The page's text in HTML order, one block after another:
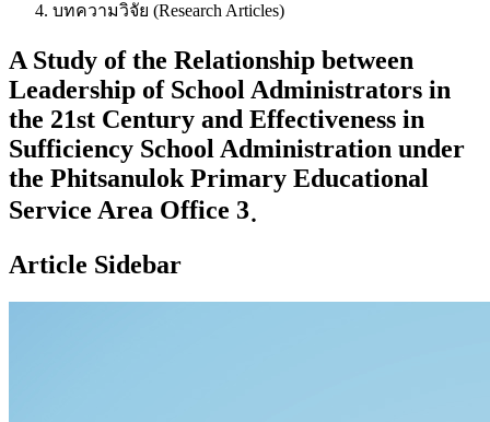
บทความวิจัย (Research Articles)
A Study of the Relationship between
Leadership of School Administrators in
the 21st Century and Effectiveness in
Sufficiency School Administration under
the Phitsanulok Primary Educational
Service Area Office 3
Article Sidebar